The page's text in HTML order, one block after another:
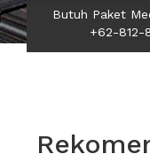
Butuh Paket
+62-812-